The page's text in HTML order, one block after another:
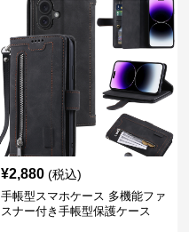
¥2,880 (税込)
手帳型スマホケース 多機能ファ
スナー付き手帳型保護ケース